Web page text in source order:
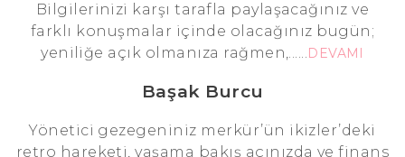
Bilgilerinizi karşı tarafla paylaşacağınız ve
farklı konuşmalar içinde olacağınız bugün;
yeniliğe açık olmanıza rağmen,......DEVAMI
Başak Burcu
Yönetici gezegeniniz merkür’ün ikizler’deki
retro hareketi, yaşama bakış açınızda ve finans